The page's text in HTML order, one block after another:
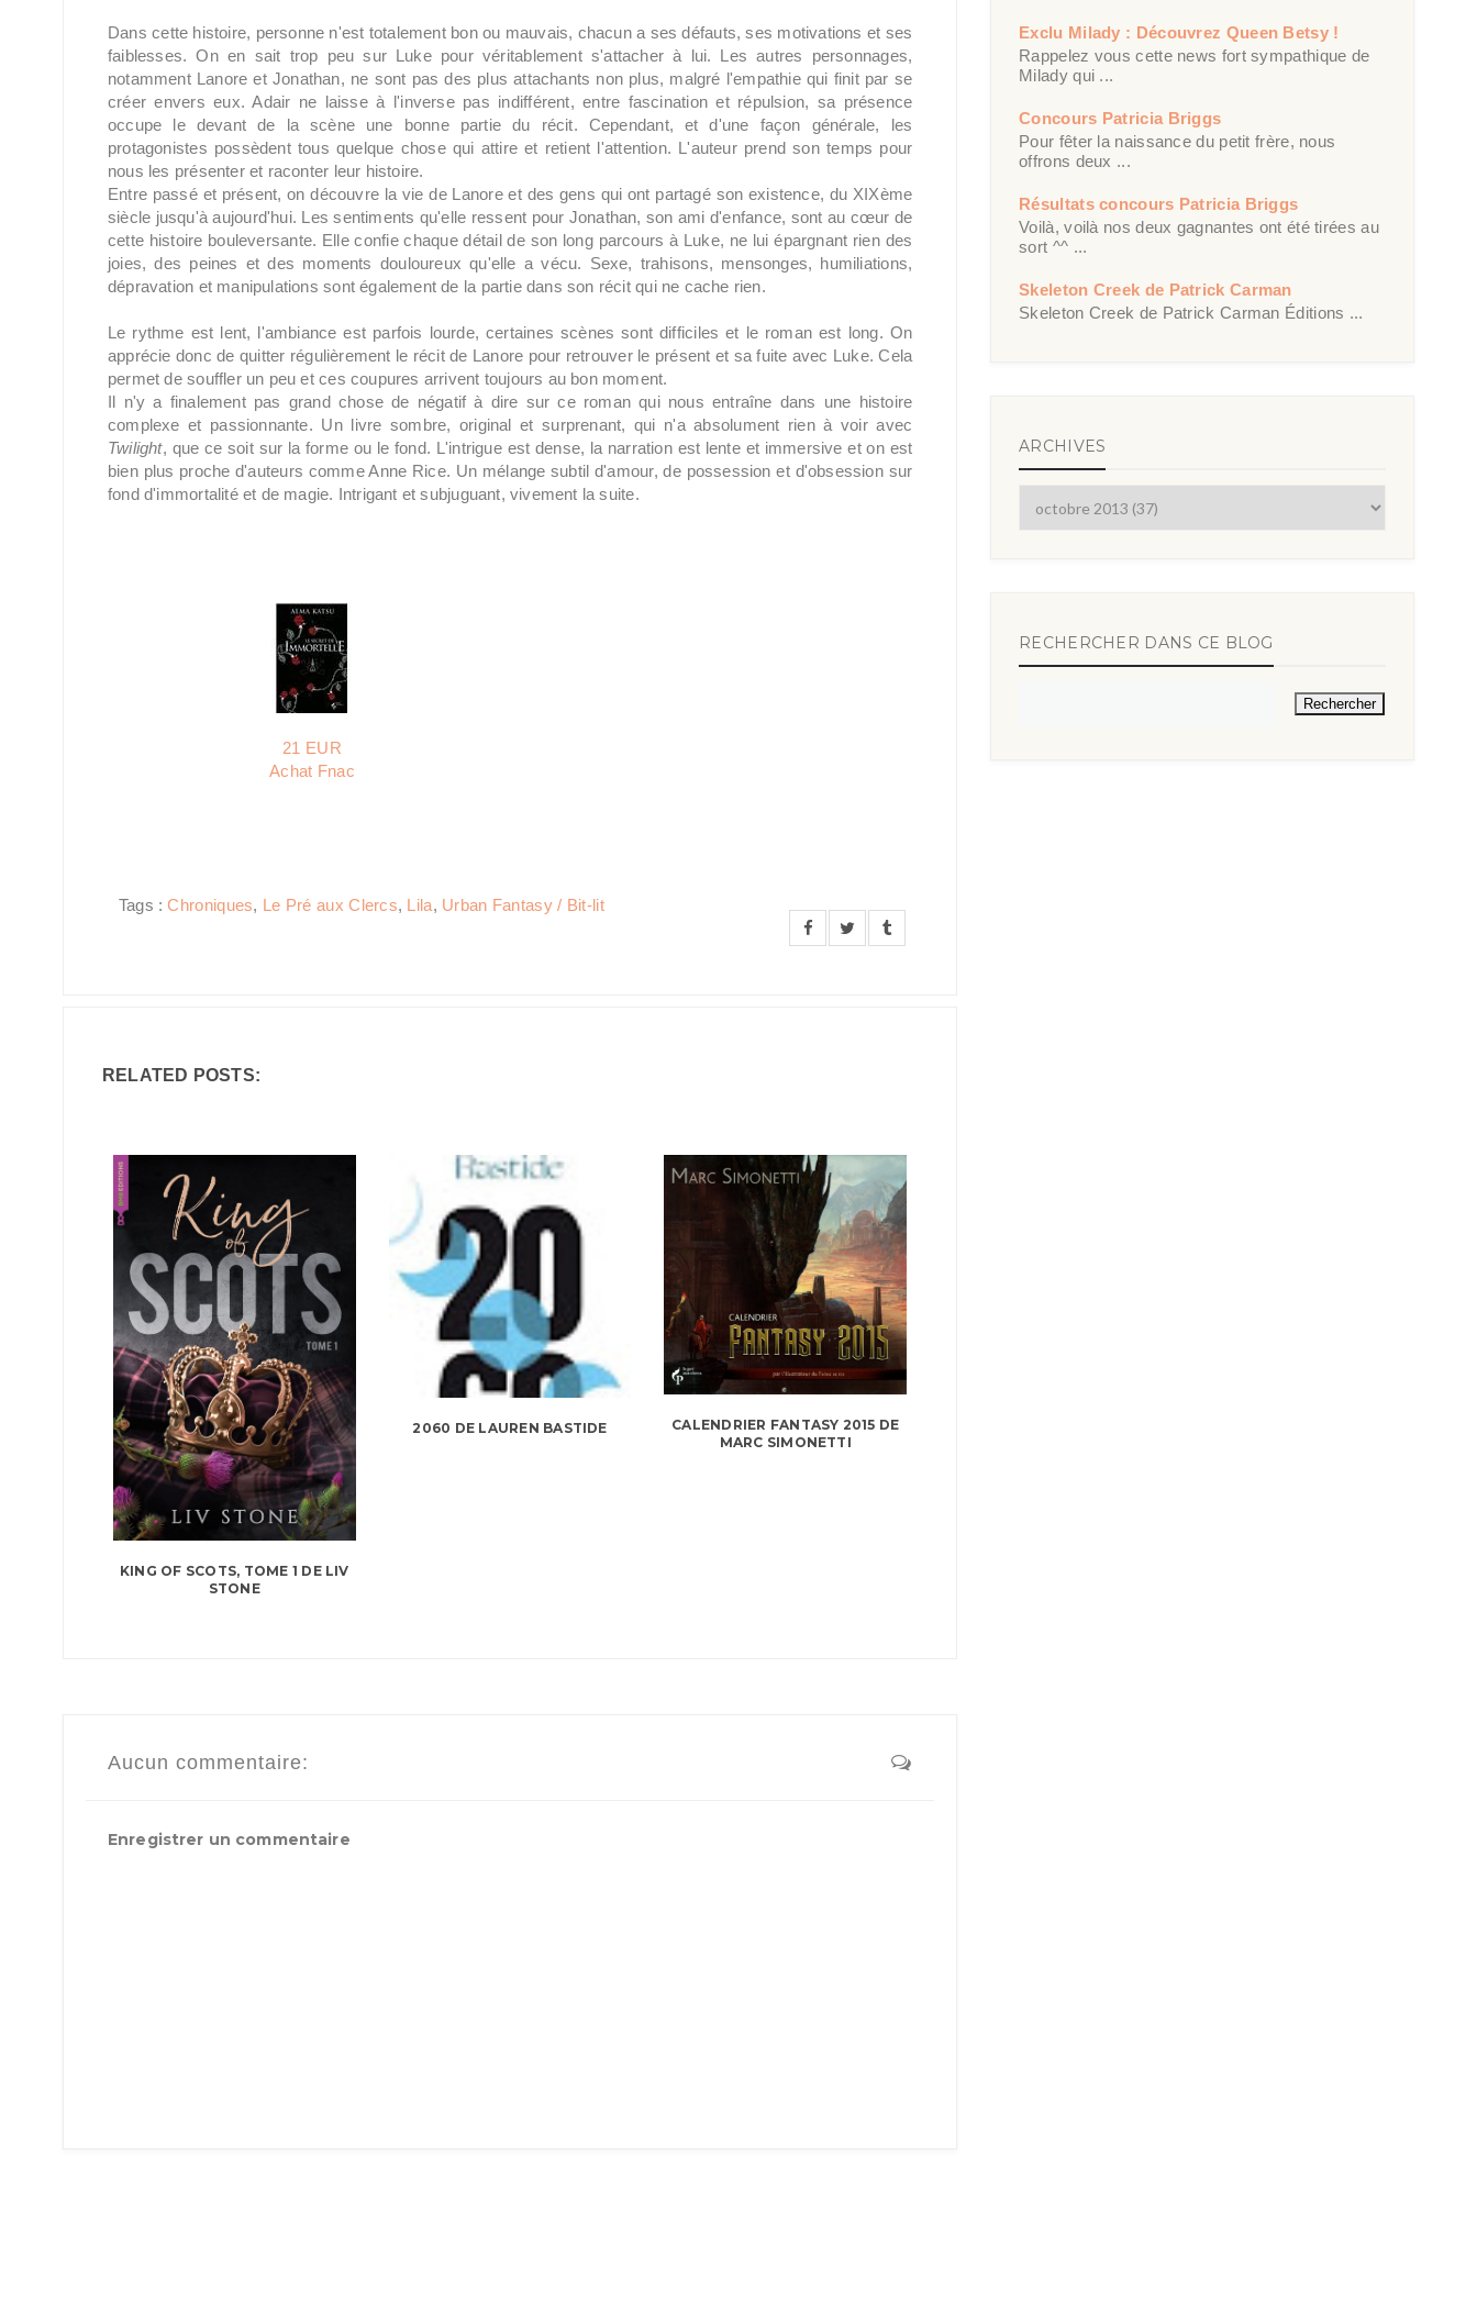
Dans cette histoire, personne n'est totalement bon ou mauvais, chacun a ses défauts, ses motivations et ses
faiblesses. On en sait trop peu sur Luke pour véritablement s'attacher à lui. Les autres personnages,
notamment Lanore et Jonathan, ne sont pas des plus attachants non plus, malgré l'empathie qui finit par se
créer envers eux. Adair ne laisse à l'inverse pas indifférent, entre fascination et répulsion, sa présence
occupe le devant de la scène une bonne partie du récit. Cependant, et d'une façon générale, les
protagonistes possèdent tous quelque chose qui attire et retient l'attention. L'auteur prend son temps pour
nous les présenter et raconter leur histoire.
Entre passé et présent, on découvre la vie de Lanore et des gens qui ont partagé son existence, du XIXème
siècle jusqu'à aujourd'hui. Les sentiments qu'elle ressent pour Jonathan, son ami d'enfance, sont au cœur de
cette histoire bouleversante. Elle confie chaque détail de son long parcours à Luke, ne lui épargnant rien des
joies, des peines et des moments douloureux qu'elle a vécu. Sexe, trahisons, mensonges, humiliations,
dépravation et manipulations sont également de la partie dans son récit qui ne cache rien.
Le rythme est lent, l'ambiance est parfois lourde, certaines scènes sont difficiles et le roman est long. On
apprécie donc de quitter régulièrement le récit de Lanore pour retrouver le présent et sa fuite avec Luke. Cela
permet de souffler un peu et ces coupures arrivent toujours au bon moment.
Il n'y a finalement pas grand chose de négatif à dire sur ce roman qui nous entraîne dans une histoire
complexe et passionnante. Un livre sombre, original et surprenant, qui n'a absolument rien à voir avec
Twilight, que ce soit sur la forme ou le fond. L'intrigue est dense, la narration est lente et immersive et on est
bien plus proche d'auteurs comme Anne Rice. Un mélange subtil d'amour, de possession et d'obsession sur
fond d'immortalité et de magie. Intrigant et subjuguant, vivement la suite.
21 EUR
Achat Fnac
Tags :Chroniques, Le Pré aux Clercs, Lila, Urban Fantasy / Bit-lit
RELATED POSTS:
KING OF SCOTS, TOME 1 DE LIV
STONE
2060 DE LAUREN BASTIDE
CALENDRIER FANTASY 2015 DE
MARC SIMONETTI
Aucun commentaire:
Enregistrer un commentaire
Exclu Milady : Découvrez Queen Betsy !
Rappelez vous cette news fort sympathique de
Milady qui ...
Concours Patricia Briggs
Pour fêter la naissance du petit frère, nous
offrons deux ...
Résultats concours Patricia Briggs
Voilà, voilà nos deux gagnantes ont été tirées au
sort ^^ ...
Skeleton Creek de Patrick Carman
Skeleton Creek de Patrick Carman Éditions ...
ARCHIVES
RECHERCHER DANS CE BLOG